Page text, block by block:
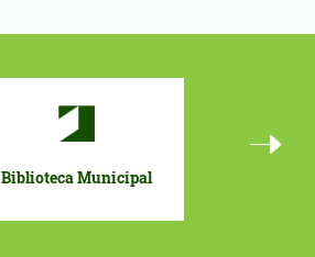
Biblioteca Municipal